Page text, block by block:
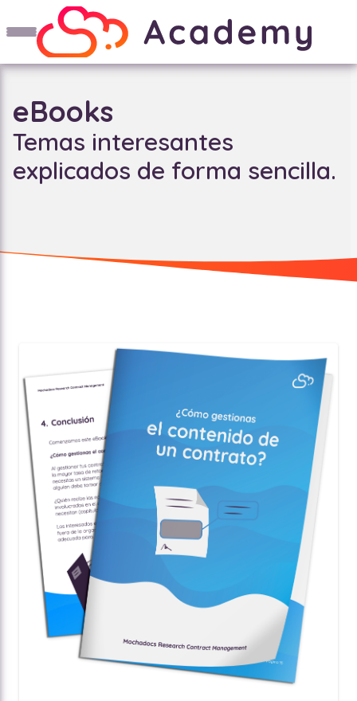
eBooks
Temas interesantes
explicados de forma sencilla.